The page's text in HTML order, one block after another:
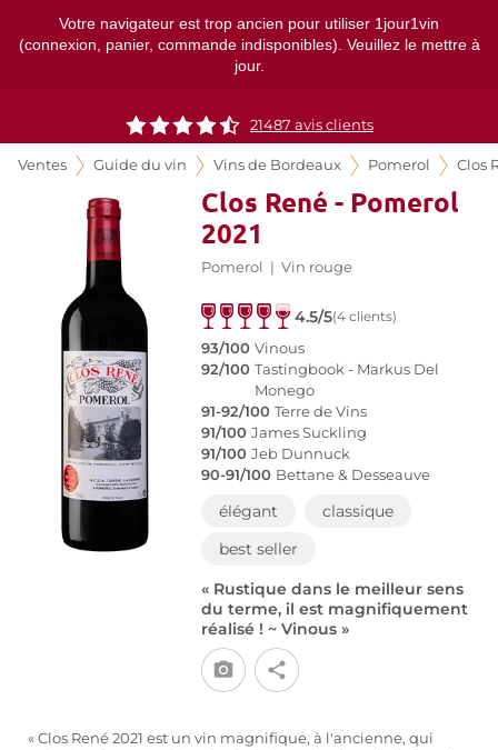
Votre navigateur est trop ancien pour utiliser 1jour1vin
(connexion, panier, commande indisponibles). Veuillez le mettre à
jour.
21487 avis clients
Ventes Guide du vin Vins de Bordeaux Pomerol Clos
Clos René - Pomerol
2021
Pomerol | Vin rouge
4.5/5(4 clients)
93/100 Vinous
92/100 Tastingbook - Markus Del
Monego
91-92/100 Terre de Vins
91/100 James Suckling
91/100 Jeb Dunnuck
90-91/100 Bettane & Desseauve
élégant
classique
best seller
« Rustique dans le meilleur sens
du terme, il est magnifiquement
réalisé ! ~ Vinous »
« Clos René 2021 est un vin magnifique, à l'ancienne, qui